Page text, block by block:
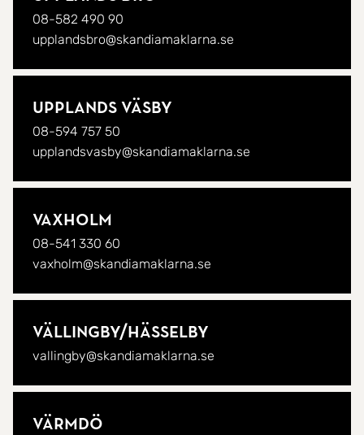
08-582 490 90
upplandsbro@skandiamaklarna.se
Upplands Väsby
08-594 757 50
upplandsvasby@skandiamaklarna.se
Vaxholm
08-541 330 60
vaxholm@skandiamaklarna.se
Vällingby/Hässelby
vallingby@skandiamaklarna.se
Värmdö